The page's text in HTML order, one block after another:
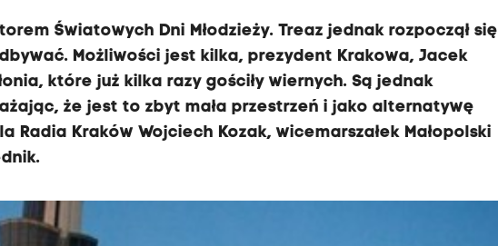
Światowych Dni Młodzieży. Treaz jednak rozpoczął się
Możliwości jest kilka, prezydent Krakowa, Jacek
które już kilka razy gościły wiernych. Są jednak
że jest to zbyt mała przestrzeń i jako alternatywę
Radia Kraków Wojciech Kozak, wicemarszałek Małopolski